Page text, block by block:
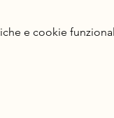
e cookie